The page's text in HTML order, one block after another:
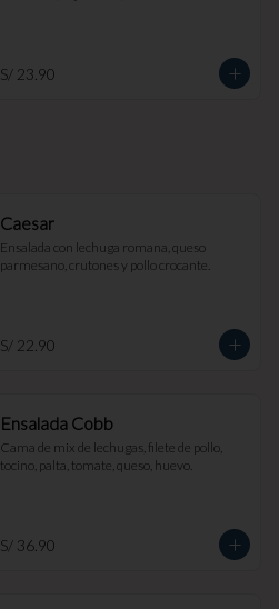
S/ 23.90
Caesar
Ensalada con lechuga romana, queso
parmesano, crutones y pollo crocante.
S/ 22.90
Ensalada Cobb
Cama de mix de lechugas, filete de pollo,
tocino, palta, tomate, queso, huevo.
S/ 36.90